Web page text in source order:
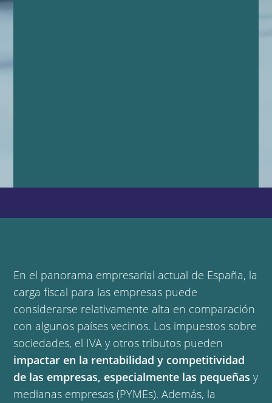
En el panorama empresarial actual de España, la
carga fiscal para las empresas puede
considerarse relativamente alta en comparación
con algunos países vecinos. Los impuestos sobre
sociedades, el IVA y otros tributos pueden
impactar en la rentabilidad y competitividad
de las empresas, especialmente las pequeñas y
medianas empresas (PYMEs). Además, la